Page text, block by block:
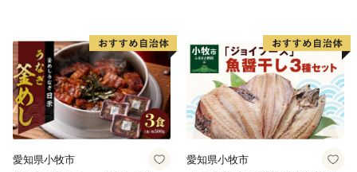
り寄せグルメ 愛知県 小牧市
送料無料
愛知県小牧市 愛知県小牧市